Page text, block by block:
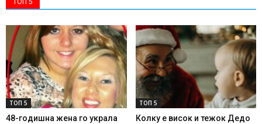
ТОП 5
48-годишна жена го украла
ТОП 5
Колку е висок и тежок Дедо